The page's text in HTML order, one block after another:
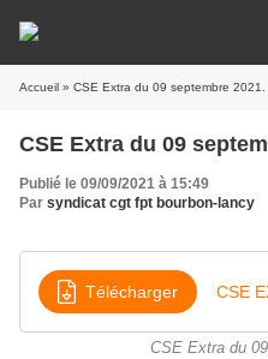
Accueil » CSE Extra du 09 septembre 2021.
CSE Extra du 09
Publié le 09/09/2021 à 15:49
Par syndicat cgt fpt bourbon-lancy
Télécharger CSE
CSE Extra du